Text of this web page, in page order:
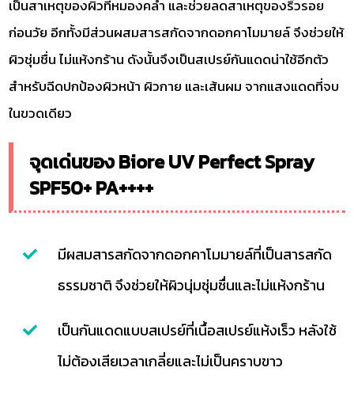
เป็นสาเหตุของผิวที่หมองคล้ำ และช่วยลดสาเหตุของริ้วรอย
ก่อนวัย อีกทั้งมีส่วนผสมสารสกัดจากดอกคาโมมายล์ จึงช่วยให้
ผิวชุ่มชื่น ไม่แห้งกร้าน ดังนั้นจึงเป็นสเปรย์กันแดดน่าใช้อีกตัว
สำหรับฉีดปกป้องผิวหน้า ผิวกาย และเส้นผม จากแสงแดดที่จบ
ในขวดเดียว
จุดเด่นของ Biore UV Perfect Spray
SPF50+ PA++++
มีผสมสารสกัดจากดอกคาโมมายล์ที่เป็นสารสกัด
ธรรมชาติ จึงช่วยให้ผิวนุ่มชุ่มชื่นและไม่แห้งกร้าน
เป็นกันแดดแบบสเปรย์ที่เนื้อสเปรย์แห้งเร็ว หลังใช้
ไม่ต้องเสียเวลาเกลี่ยและไม่เป็นคราบขาว